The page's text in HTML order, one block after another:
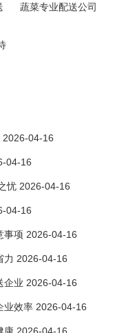
蔬菜专业配送公司
2026-04-16
04-16
忧 2026-04-16
04-16
事项 2026-04-16
力 2026-04-16
企业 2026-04-16
业效率 2026-04-16